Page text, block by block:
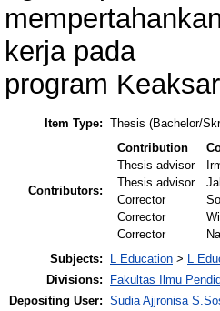
kerja pada
program
Item Type: Thesis (Bachelor/
Contributors:
Contribution
Thesis advisor
Thesis advisor
Corrector
Corrector
Corrector
Subjects:
L Education > L
Divisions:
Fakultas Ilmu
Depositing User: Sudia Ajjronisa